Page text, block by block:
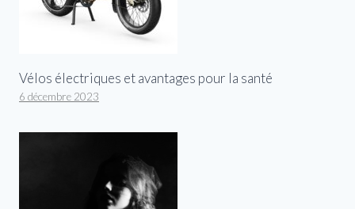
Vélos électriques et avantages pour la santé
6 décembre 2023